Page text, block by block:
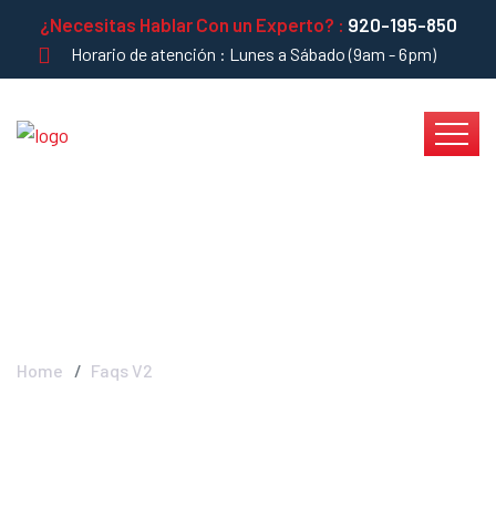
¿Necesitas Hablar Con un Experto? : 920-195-850
Horario de atención : Lunes a Sábado (9am - 6pm)
Home Faqs V2